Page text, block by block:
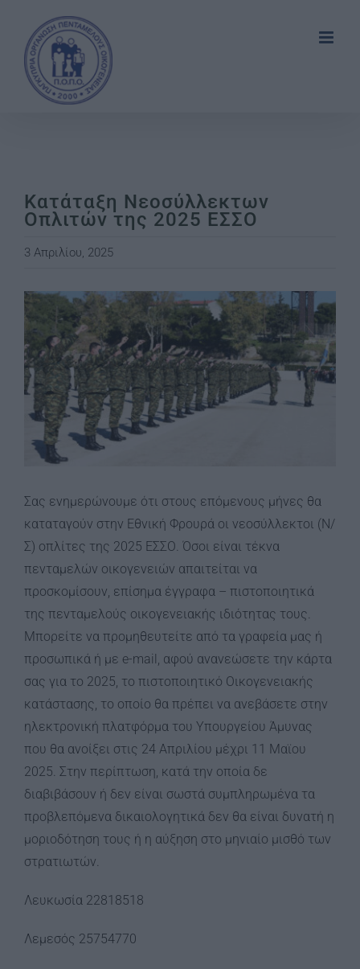
content
Κατάταξη Νεοσύλλεκτων
Οπλιτών της 2025 ΕΣΣΟ
3 Απριλίου, 2025
View
Larger
Image
Σας ενημερώνουμε ότι στους επόμενους μήνες θα
καταταγούν στην Εθνική Φρουρά οι νεοσύλλεκτοι (Ν/
Σ) οπλίτες της 2025 ΕΣΣΟ. Όσοι είναι τέκνα
πενταμελών οικογενειών απαιτείται να
προσκομίσουν, επίσημα έγγραφα – πιστοποιητικά
της πενταμελούς οικογενειακής ιδιότητας τους.
Μπορείτε να προμηθευτείτε από τα γραφεία μας ή
προσωπικά ή με e-mail, αφού ανανεώσετε την κάρτα
σας για το 2025, το πιστοποιητικό Οικογενειακής
κατάστασης, το οποίο θα πρέπει να ανεβάσετε στην
ηλεκτρονική πλατφόρμα του Υπουργείου Άμυνας
που θα ανοίξει στις 24 Απριλίου μέχρι 11 Μαϊου
2025. Στην περίπτωση, κατά την οποία δε
διαβιβάσουν ή δεν είναι σωστά συμπληρωμένα τα
προβλεπόμενα δικαιολογητικά δεν θα είναι δυνατή η
μοριοδότηση τους ή η αύξηση στο μηνιαίο μισθό των
στρατιωτών.
Λευκωσία 22818518
Λεμεσός 25754770